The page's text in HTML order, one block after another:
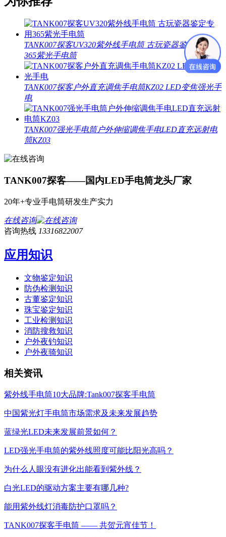
TANK007探客UV320紫外线手电筒 古玩瓷器鉴定专用
365紫光手电筒
TANK007探客户外直充调焦手电筒KZ02 LED变焦强光手
电
TANK007强光手电筒户外伸缩调焦手电LED直充远射电
筒KZ03
TANK007探客——国内LED手电筒龙头厂家
20年+专业手电筒研发生产实力
在线咨询
咨询热线 13316822007
应用知识
文物鉴定知识
防伪检测知识
古董鉴定知识
珠宝鉴定知识
工业检测知识
消防搜救知识
户外夜钓知识
户外夜骑知识
相关资讯
紫外线手电筒10大品牌:Tank007探客手电筒
中国紫光灯手电筒市场需求及未来发展趋势
蓝绿光LED未来发展前景如何？
LED强光手电筒的紫外线照度可能比阳光高吗？
为什么人眼没有进化出能看到紫外线？
白光LED的驱动方案主要有哪几种?
能用紫外线灯消毒防护口罩吗？
TANK007探客手电筒 —— 共贺元宵佳节！